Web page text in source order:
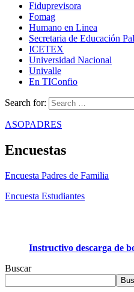
Fiduprevisora
Fomag
Humano en Linea
Secretaria de Educación
ICETEX
Universidad Nacional
Univalle
En TIConfio
Search for:
ASOPADRES
Encuestas
Encuesta Padres de Familia
Encuesta Estudiantes
Instructivo descarga de
Buscar